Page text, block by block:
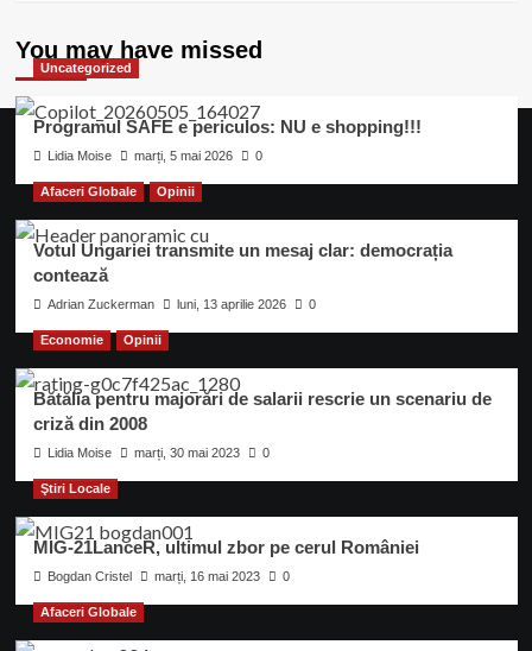
You may have missed
Uncategorized
Programul SAFE e periculos: NU e shopping!!!
Lidia Moise marți, 5 mai 2026 0
Afaceri Globale Opinii
Votul Ungariei transmite un mesaj clar: democrația
contează
Adrian Zuckerman luni, 13 aprilie 2026 0
Economie Opinii
Bătălia pentru majorări de salarii rescrie un scenariu de
criză din 2008
Lidia Moise marți, 30 mai 2023 0
Ştiri Locale
MIG-21LanceR, ultimul zbor pe cerul României
Bogdan Cristel marți, 16 mai 2023 0
Afaceri Globale